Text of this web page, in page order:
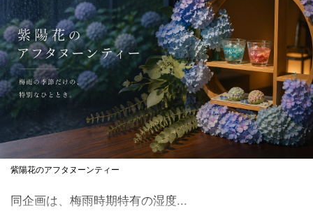
紫陽花のアフタヌーンティー
同企画は、梅雨時期特有の湿度...